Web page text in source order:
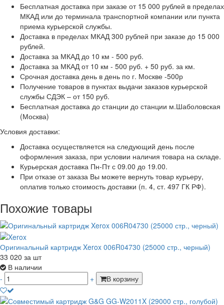
Бесплатная доставка при заказе от 15 000 рублей в пределах
МКАД или до терминала транспортной компании или пункта
приема курьерской службы.
Доставка в пределах МКАД 300 рублей при заказе до 15 000
рублей.
Доставка за МКАД до 10 км - 500 руб.
Доставка за МКАД от 10 км - 500 руб. + 50 руб. за км.
Срочная доставка день в день по г. Москве -500р
Получение товаров в пунктах выдачи заказов курьерской
службы СДЭК – от 150 руб.
Бесплатная доставка до станции до станции м.Шаболовская
(Москва)
Условия доставки:
Доставка осуществляется на следующий день после
оформления заказа, при условии наличия товара на складе.
Курьерская доставка Пн-Пт с 09.00 до 19.00.
При отказе от заказа Вы можете вернуть товар курьеру,
оплатив только стоимость доставки (п. 4, ст. 497 ГК РФ).
Похожие товары
Оригинальный картридж Xerox 006R04730 (25000 стр., черный)
33 020 за шт
В наличии
-
+ В корзину